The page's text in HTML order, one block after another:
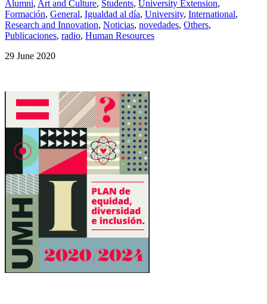
Alumni, Art and Culture, Students, University Extension,
Formación, General, Igualdad al día, University, International,
Research and Innovation, Noticias, novedades, Others,
Publicaciones, radio, Human Resources
29 June 2020